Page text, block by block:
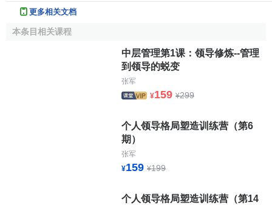
个股的预期收益率
益率。两者存在区别。
用分散度来测度羊群行为具有一个最大的优点，需要的
数据容易获得，而且计算方法简单，这是其他羊群行为测度
所不具有的。但是它也存在一个缺陷，即它是对投资者羊群
都表现出强烈的羊群行为时，大
才可能表现出趋同 性。William（1995）
认为在回归系数为正时，理性资产定价模型成立，不存在羊
群行为。但是他在作出这个结论时，没有充分考虑分散度测
并不能直接拒绝羊群行为的存在，分散度绝对值意义不大，
更多相关文档
本条目相关课程
中层管理第1课：领导修炼--管理
到领导的蜕变
张军
¥159 ¥299
个人领导格局塑造训练营（第6
期）
张军
¥159 ¥199
个人领导格局塑造训练营（第14